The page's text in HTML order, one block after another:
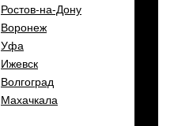
Ростов-на-Дону
Воронеж
Уфа
Ижевск
Волгоград
Махачкала